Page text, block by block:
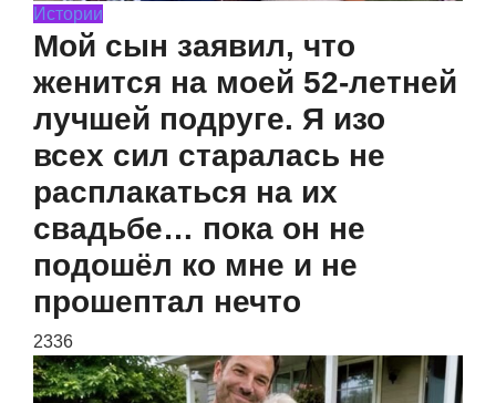
Истории
Мой сын заявил, что
женится на моей 52-летней
лучшей подруге. Я изо
всех сил старалась не
расплакаться на их
свадьбе… пока он не
подошёл ко мне и не
прошептал нечто
2336